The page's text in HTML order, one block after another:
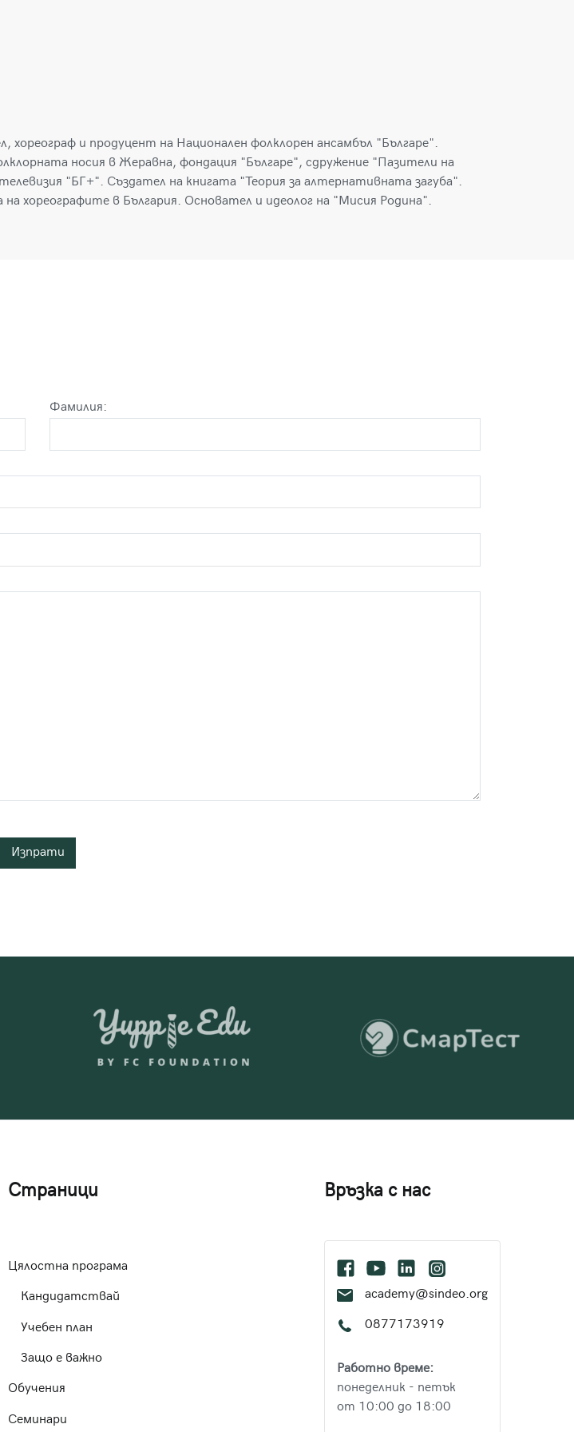
и продуцент на Национален фолклорен ансамбъл "Българе".
носия в Жеравна, фондация "Българе", сдружение "Пазители на
"БГ+". Създател на книгата "Теория за алтернативната загуба".
на хореографите в България. Основател и идеолог на "Мисия Родина".
Фамилия:
Страници
Цялостна програма
Кандидатствай
Учебен план
Защо е важно
Обучения
Семинари
Връзка с нас
academy@sindeo.org
0877173919
Работно време:
понеделник - петък
от 10:00 до 18:00